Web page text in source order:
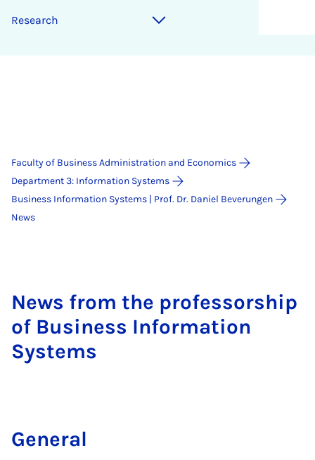
Re­search
Faculty of Business Administration and Economics
Department 3: Information Systems
Business Information Systems | Prof. Dr. Daniel Beverungen
News
News from the professorship
of Business Information
Systems
Gen­er­al